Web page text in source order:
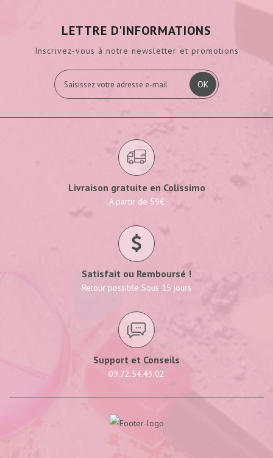
LETTRE D'INFORMATIONS
Inscrivez-vous à notre newsletter et promotions
OK
Livraison gratuite en Colissimo
A partir de 59€
Satisfait ou Remboursé !
Retour possible Sous 15 jours
Support et Conseils
09.72.54.43.02